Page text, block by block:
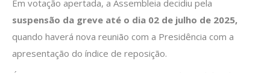
Em votação apertada, a Assembleia decidiu pela
suspensão da greve até o dia 02 de julho de 2025,
quando haverá nova reunião com a Presidência com a
apresentação do índice de reposição.